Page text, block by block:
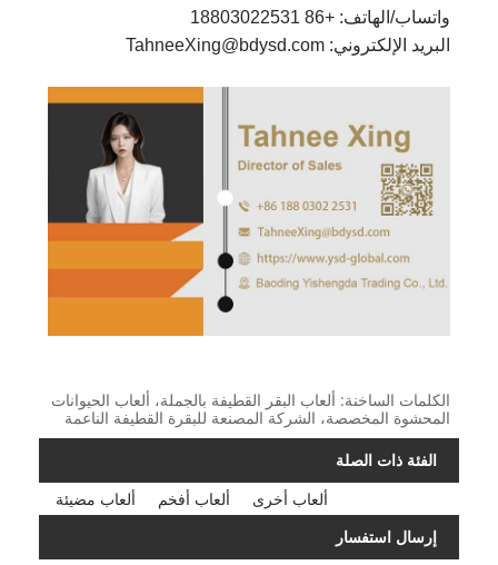
واتساب/الهاتف: +86 18803022531
البريد الإلكتروني: TahneeXing@bdysd.com
الكلمات الساخنة: ألعاب البقر القطيفة بالجملة، ألعاب الحيوانات
المحشوة المخصصة، الشركة المصنعة للبقرة القطيفة الناعمة
الفئة ذات الصلة
ألعاب مضيئة
ألعاب أفخم
ألعاب أخرى
إرسال استفسار